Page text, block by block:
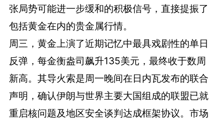
张局势可能进一步缓和的积极信号，直接提振了
包括黄金在内的贵金属行情。
周三，黄金上演了近期记忆中最具戏剧性的单日
反弹，每金衡盎司飙升135美元，最终收于数周
新高。其导火索是周一晚间在日内瓦发布的联合
声明，确认伊朗与世界主要大国组成的联盟已就
重启核问题及地区安全谈判达成框架协议。市场